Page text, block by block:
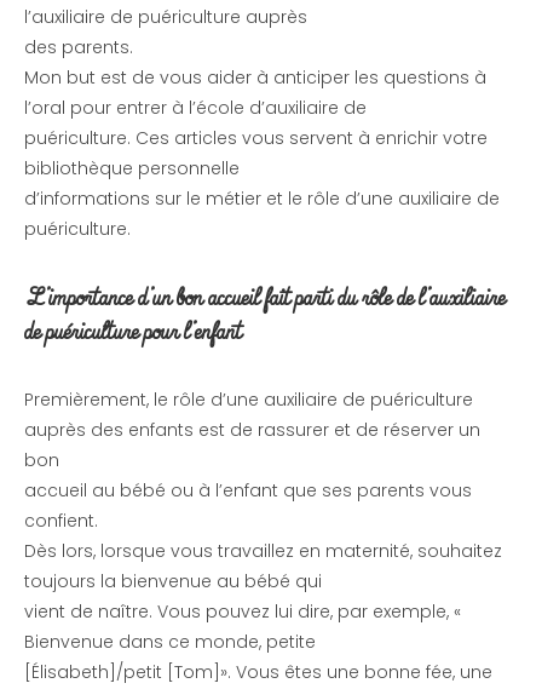
l’auxiliaire de puériculture auprès
des parents.
Mon but est de vous aider à anticiper les questions à
l’oral pour entrer à l’école d’auxiliaire de
puériculture. Ces articles vous servent à enrichir votre
bibliothèque personnelle
d’informations sur le métier et le rôle d’une auxiliaire de
puériculture.
L’importance d’un bon accueil fait parti du rôle de l’auxiliaire
de puériculture pour l’enfant
Premièrement, le rôle d’une auxiliaire de puériculture
auprès des enfants est de rassurer et de réserver un
bon
accueil au bébé ou à l’enfant que ses parents vous
confient.
Dès lors, lorsque vous travaillez en maternité, souhaitez
toujours la bienvenue au bébé qui
vient de naître. Vous pouvez lui dire, par exemple, «
Bienvenue dans ce monde, petite
[Élisabeth]/petit [Tom]». Vous êtes une bonne fée, une